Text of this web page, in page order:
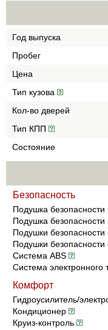
Год выпуска
Пробег
Цена
Тип кузова
Кол-во дверей
Тип КПП
Состояние
Безопасность
Подушка безопасности
Подушка безопасности
Подушки безопасности
Подушки
Система ABS
Система электронного
Комфорт
Гидроусилитель/
Кондиционер
Круиз-контроль